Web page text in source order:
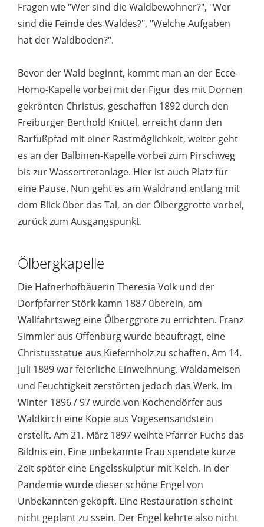
Fragen wie “Wer sind die Waldbewohner?", "Wer
sind die Feinde des Waldes?", "Welche Aufgaben
hat der Waldboden?“.
Bevor der Wald beginnt, kommt man an der Ecce-
Homo-Kapelle vorbei mit der Figur des mit Dornen
gekrönten Christus, geschaffen 1892 durch den
Freiburger Berthold Knittel, erreicht dann den
Barfußpfad mit einer Rastmöglichkeit, weiter geht
es an der Balbinen-Kapelle vorbei zum Pirschweg
bis zur Wassertretanlage. Hier ist auch Platz für
eine Pause. Nun geht es am Waldrand entlang mit
dem Blick über das Tal, an der Ölberggrotte vorbei,
zurück zum Ausgangspunkt.
Ölbergkapelle
Die Hafnerhofbäuerin Theresia Volk und der
Dorfpfarrer Störk kamn 1887 überein, am
Wallfahrtsweg eine Ölberggrote zu errichten. Franz
Simmler aus Offenburg wurde beauftragt, eine
Christusstatue aus Kiefernholz zu schaffen. Am 14.
Juli 1889 war feierliche Einweihnung. Waldameisen
und Feuchtigkeit zerstörten jedoch das Werk. Im
Winter 1896 / 97 wurde von Kochendörfer aus
Waldkirch eine Kopie aus Vogesensandstein
erstellt. Am 21. März 1897 weihte Pfarrer Fuchs das
Bildnis ein. Eine unbekannte Frau spendete kurze
Zeit später eine Engelsskulptur mit Kelch. In der
Pandemie wurde dieser schöne Engel von
Unbekannten geköpft. Eine Restauration scheint
nicht geplant zu ssein. Der Engel kehrte also nicht